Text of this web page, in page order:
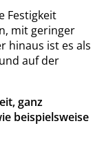
Festigkeit
mit geringer
hinaus ist es als
auf der
ganz
beispielsweise